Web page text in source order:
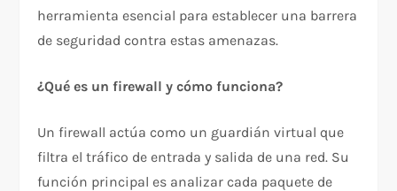
herramienta esencial para establecer una barrera
de seguridad contra estas amenazas.
¿Qué es un firewall y cómo funciona?
Un firewall actúa como un guardián virtual que
filtra el tráfico de entrada y salida de una red. Su
función principal es analizar cada paquete de